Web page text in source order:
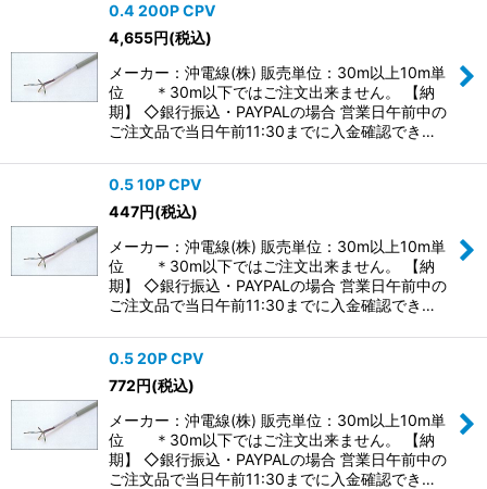
0.4 200P CPV
4,655円(税込)
メーカー：沖電線(株) 販売単位：30m以上10m単
位 ＊30m以下ではご注文出来ません。 【納
期】 ◇銀行振込・PAYPALの場合 営業日午前中の
ご注文品で当日午前11:30までに入金確認でき…
0.5 10P CPV
447円(税込)
メーカー：沖電線(株) 販売単位：30m以上10m単
位 ＊30m以下ではご注文出来ません。 【納
期】 ◇銀行振込・PAYPALの場合 営業日午前中の
ご注文品で当日午前11:30までに入金確認でき…
0.5 20P CPV
772円(税込)
メーカー：沖電線(株) 販売単位：30m以上10m単
位 ＊30m以下ではご注文出来ません。 【納
期】 ◇銀行振込・PAYPALの場合 営業日午前中の
ご注文品で当日午前11:30までに入金確認でき…